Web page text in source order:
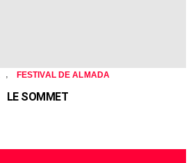
, FESTIVAL DE ALMADA
LE SOMMET